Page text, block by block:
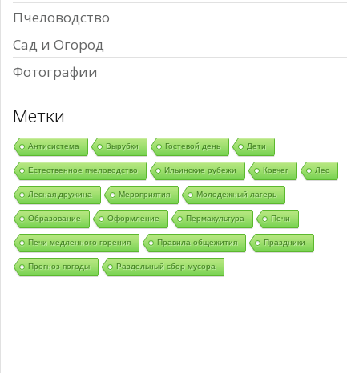
Пчеловодство
Сад и Огород
Фотографии
Метки
Антисистема Вырубки Гостевой день Дети
Естественное пчеловодство Ильинские рубежи Ковчег Лес
Лесная дружина Мероприятия Молодежный лагерь
Образование Оформление Пермакультура Печи
Печи медленного горения Правила общежития Праздники
Прогноз погоды Раздельный сбор мусора